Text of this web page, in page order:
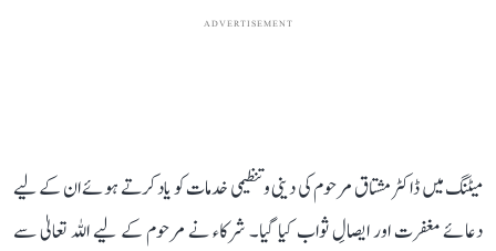
ADVERTISEMENT
میٹنگ میں ڈاکٹر مشتاق مرحوم کی دینی و تنظیمی خدمات کو یاد کرتے ہوئے ان کے لیے
دعائے مغفرت اور ایصالِ ثواب کیا گیا۔ شرکاء نے مرحوم کے لیے اللہ تعالیٰ سے